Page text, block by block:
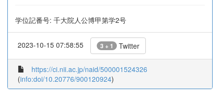
学位記番号: 千大院人公博甲第学2号
2023-10-15 07:58:55 3 + 1 Twitter
https://ci.nii.ac.jp/naid/500001524326
(info:doi/10.20776/900120924)